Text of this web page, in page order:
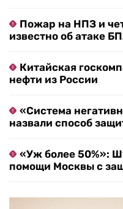
Пожар на НПЗ и
известно об атаке
Китайская
нефти из России
«Система
назвали способ
«Уж более 50%»:
помощи Москвы с